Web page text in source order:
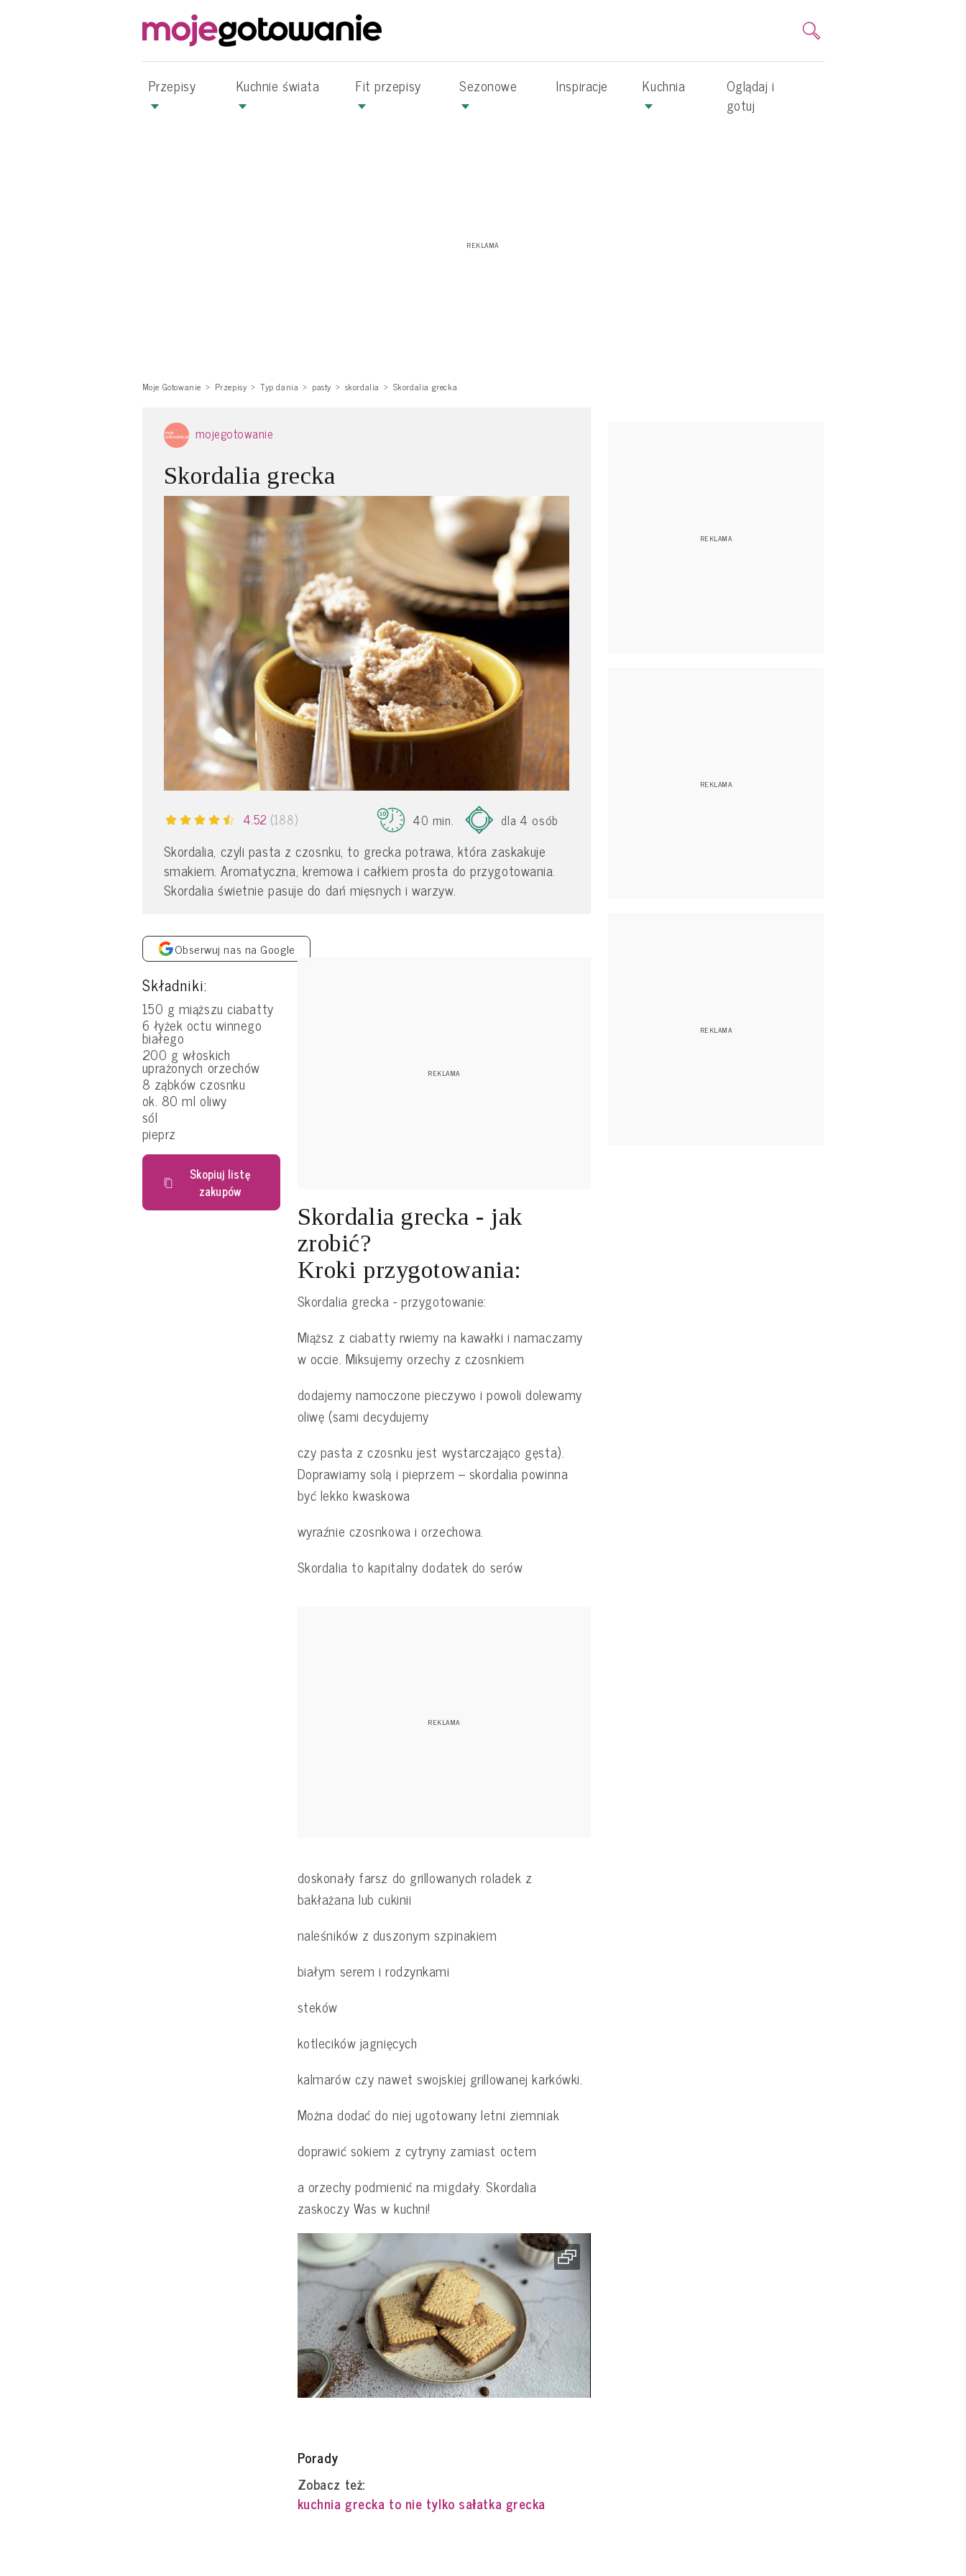
Przepisy Kuchnie świata Fit przepisy Sezonowe Inspiracje Kuchnia
Oglądaj i
gotuj
Moje Gotowanie Przepisy Typ dania pasty skordalia Skordalia grecka
mojegotowanie
Skordalia grecka
4.52 (188) 40 min. dla 4 osób
Skordalia, czyli pasta z czosnku, to grecka potrawa, która zaskakuje
smakiem. Aromatyczna, kremowa i całkiem prosta do przygotowania.
Skordalia świetnie pasuje do dań mięsnych i warzyw.
Obserwuj nas na Google
Składniki:
150 g miąższu ciabatty
6 łyżek octu winnego
białego
200 g włoskich
uprażonych orzechów
8 ząbków czosnku
ok. 80 ml oliwy
sól
pieprz
Skopiuj listę
zakupów
Skordalia grecka - jak
zrobić?
Kroki przygotowania:
Skordalia grecka - przygotowanie:
Miąższ z ciabatty rwiemy na kawałki i namaczamy
w occie. Miksujemy orzechy z czosnkiem
dodajemy namoczone pieczywo i powoli dolewamy
oliwę (sami decydujemy
czy pasta z czosnku jest wystarczająco gęsta).
Doprawiamy solą i pieprzem – skordalia powinna
być lekko kwaskowa
wyraźnie czosnkowa i orzechowa.
Skordalia to kapitalny dodatek do serów
doskonały farsz do grillowanych roladek z
bakłażana lub cukinii
naleśników z duszonym szpinakiem
białym serem i rodzynkami
steków
kotlecików jagnięcych
kalmarów czy nawet swojskiej grillowanej karkówki.
Można dodać do niej ugotowany letni ziemniak
doprawić sokiem z cytryny zamiast octem
a orzechy podmienić na migdały. Skordalia
zaskoczy Was w kuchni!
Porady
Zobacz też:
kuchnia grecka to nie tylko sałatka grecka